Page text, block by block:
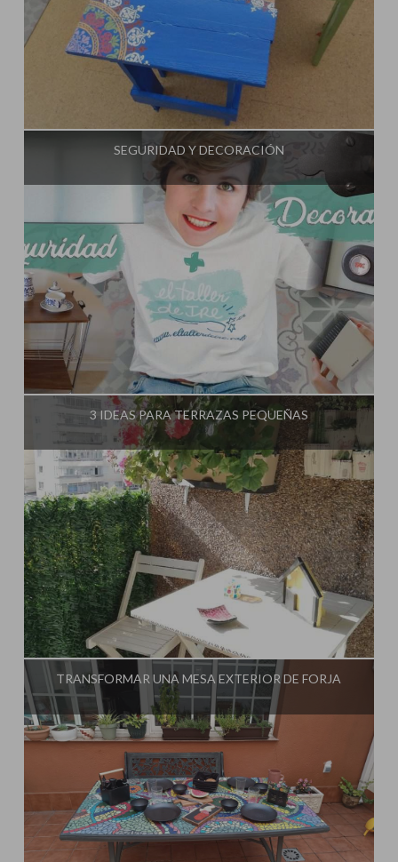
Influencer:El Taller de Ire
SEGURIDAD Y DECORACIÓN
Influencer:El Taller de Ire
3 IDEAS PARA TERRAZAS PEQUEÑAS
Influencer:El Taller de Ire
TRANSFORMAR UNA MESA EXTERIOR DE FORJA